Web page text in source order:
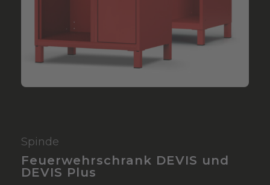
Spinde
Feuerwehrschrank DEVIS und
DEVIS Plus